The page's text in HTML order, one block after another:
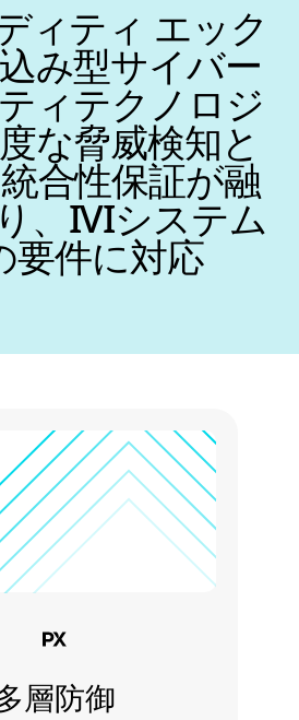
ィティ エック
み型サイバー
ィテクノロジ
な脅威検知と
合性保証が融
、IVIシステム
要件に対応
層防御